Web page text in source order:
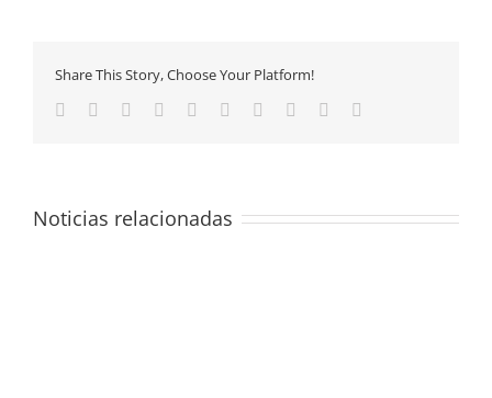
Share This Story, Choose Your Platform!
Facebook
TwitterLinkedin
Reddit WhatsappGoogle+
TumblrPinterest
Noticias relacionadas